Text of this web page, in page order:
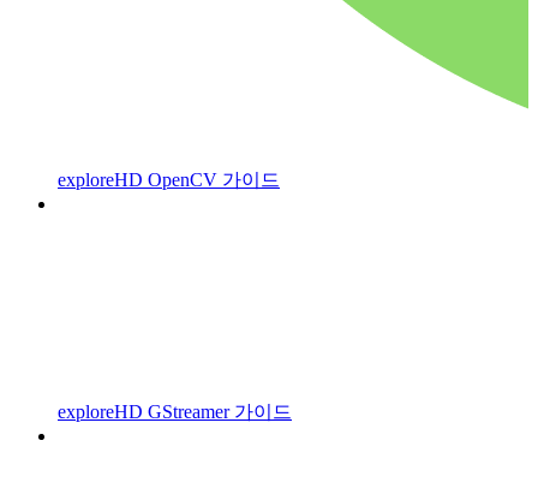
exploreHD OpenCV 가이드
exploreHD GStreamer 가이드